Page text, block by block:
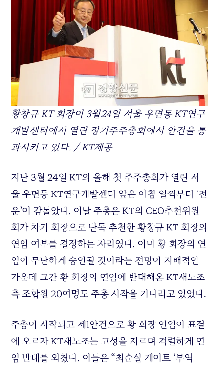
황창규KT회장이 3월24일 서울 우면동KT연구
개발센터에서 열린 정기주주총회에서 안건을 통
과시키고 있다. /KT제공
지난 3월 24일KT의 올해 첫 주주총회가 열린 서
울 우면동KT연구개발센터 앞은 아침 일찍부터 ‘전
운’이 감돌았다. 이날 주총은KT의 CEO추천위원
회가 차기 회장으로 단독 추천한 황창규KT 회장의
연임 여부를 결정하는 자리였다. 이미 황 회장의 연
임이 무난하게 승인될 것이라는 전망이 지배적인
가운데 그간 황 회장의 연임에 반대해온KT새노조
측 조합원 20여명도 주총 시작을 기다리고 있었다.
주총이 시작되고 제1안건으로 황 회장 연임이 표결
에 오르자KT새노조는 고성을 지르며 격렬하게 연
임 반대를 외쳤다. 이들은 “최순실 게이트 ‘부역